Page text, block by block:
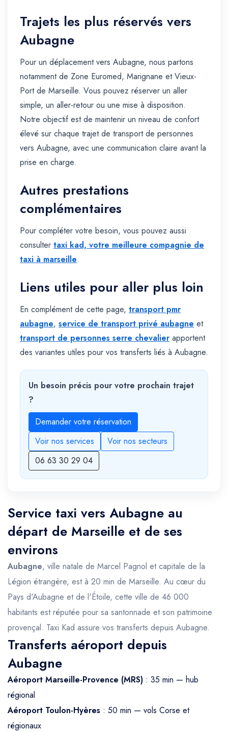
Trajets les plus réservés vers
Aubagne
Pour un déplacement vers Aubagne, nous partons
notamment de Zone Euromed, Marignane et Vieux-
Port de Marseille. Vous pouvez réserver un aller
simple, un aller-retour ou une mise à disposition.
Notre objectif est de maintenir un niveau de confort
élevé sur chaque trajet de transport de personnes
vers Aubagne, avec une communication claire avant la
prise en charge.
Autres prestations
complémentaires
Pour compléter votre besoin, vous pouvez aussi
consulter taxi kad, votre meilleure compagnie de
taxi à marseille.
Liens utiles pour aller plus loin
En complément de cette page, transport pmr
aubagne, service de transport privé aubagne et
transport de personnes serre chevalier apportent
des variantes utiles pour vos transferts liés à Aubagne.
Un besoin précis pour votre prochain trajet
?
Demander votre réservation
Voir nos services
Voir nos secteurs
06 63 30 29 04
Service taxi vers Aubagne au
départ de Marseille et de ses
environs
Aubagne, ville natale de Marcel Pagnol et capitale de la
Légion étrangère, est à 20 min de Marseille. Au cœur du
Pays d'Aubagne et de l'Étoile, cette ville de 46 000
habitants est réputée pour sa santonnade et son patrimoine
provençal. Taxi Kad assure vos transferts depuis Aubagne.
Transferts aéroport depuis
Aubagne
Aéroport Marseille-Provence (MRS) : 35 min — hub
régional
Aéroport Toulon-Hyères : 50 min — vols Corse et
régionaux